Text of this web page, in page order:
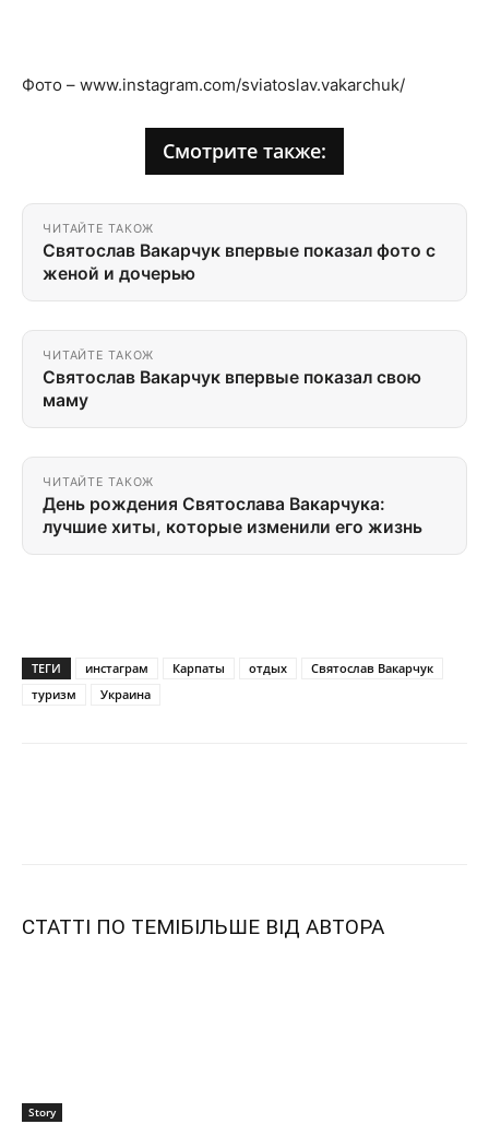
Фото – www.instagram.com/sviatoslav.vakarchuk/
Смотрите также:
ЧИТАЙТЕ ТАКОЖ
Святослав Вакарчук впервые показал фото с
женой и дочерью
ЧИТАЙТЕ ТАКОЖ
Святослав Вакарчук впервые показал свою
маму
ЧИТАЙТЕ ТАКОЖ
День рождения Святослава Вакарчука:
лучшие хиты, которые изменили его жизнь
ТЕГИ инстаграм Карпаты отдых
Святослав Вакарчук
туризм
Украина
СТАТТІ ПО ТЕМІБІЛЬШЕ ВІД АВТОРА
Story